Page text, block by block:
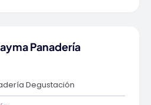
Panadería
Degustación